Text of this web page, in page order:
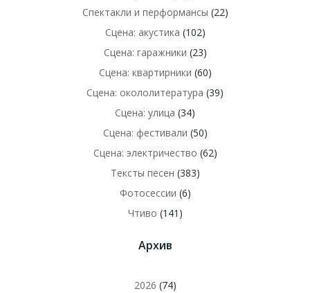
Спектакли и перформансы (22)
Сцена: акустика (102)
Сцена: гаражники (23)
Сцена: квартирники (60)
Сцена: окололитература (39)
Сцена: улица (34)
Сцена: фестивали (50)
Сцена: электричество (62)
Тексты песен (383)
Фотосессии (6)
Чтиво (141)
Архив
2026 (74)